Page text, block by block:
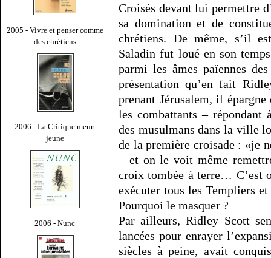
2005 - Vivre et penser comme
des chrétiens
2006 - La Critique meurt
jeune
2006 - Nunc
Croisés devant lui permettre
sa domination et de
chrétiens. De même, s’il
Saladin fut loué en son
parmi les âmes païennes
présentation qu’en fait
prenant Jérusalem, il
les combattants –
des musulmans dans la ville
de la première croisade : «je
– et on le voit même
croix tombée à terre… C’est
exécuter tous les Templiers
Pourquoi le masquer ?
Par ailleurs, Ridley Scott
lancées pour enrayer
siècles à peine, avait